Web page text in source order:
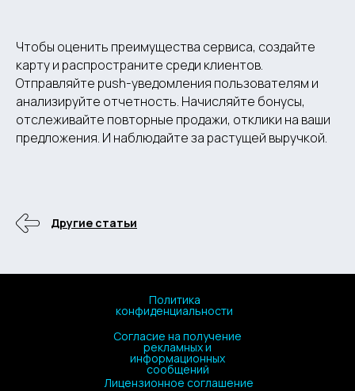
Чтобы оценить преимущества сервиса, создайте
карту и распространите среди клиентов.
Отправляйте push-уведомления пользователям и
анализируйте отчетность. Начисляйте бонусы,
отслеживайте повторные продажи, отклики на ваши
предложения. И наблюдайте за растущей выручкой.
Другие статьи
Политика
конфиденциальности
Согласие на получение
рекламных и
информационных
сообщений
Лицензионное соглашение